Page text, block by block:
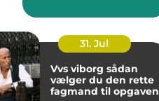
offentlige
institutione...
31. Jul
Vvs viborg sådan
vælger du den rette
fagmand til opgaven